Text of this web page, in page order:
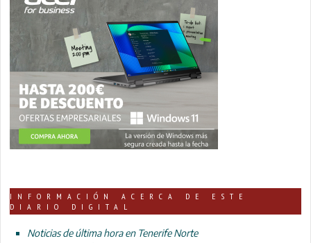
INFORMACIÓN ACERCA DE ESTE
DIARIO DIGITAL
Noticias de última hora en Tenerife Norte